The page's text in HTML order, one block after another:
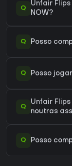
Q
Unfair
NOW?
Q Posso
Q Posso
Q
Unfair Flips
noutras
Q Posso